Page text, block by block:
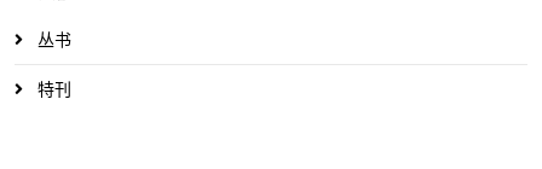
丛书
特刊